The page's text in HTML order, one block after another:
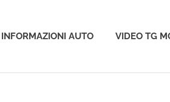
INFORMAZIONI AUTO VIDEO TG